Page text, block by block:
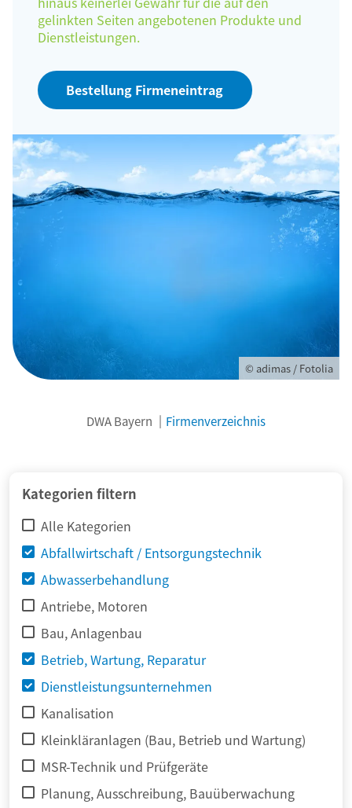
gelinkten Seiten angebotenen Produkte und
Dienstleistungen.
Bestellung Firmeneintrag
© adimas / Fotolia
DWA Bayern Firmenverzeichnis
Kategorien filtern
Alle Kategorien
Abfallwirtschaft / Entsorgungstechnik
Abwasserbehandlung
Antriebe, Motoren
Bau, Anlagenbau
Betrieb, Wartung, Reparatur
Dienstleistungsunternehmen
Kanalisation
Kleinkläranlagen (Bau, Betrieb und Wartung)
MSR-Technik und Prüfgeräte
Planung, Ausschreibung, Bauüberwachung